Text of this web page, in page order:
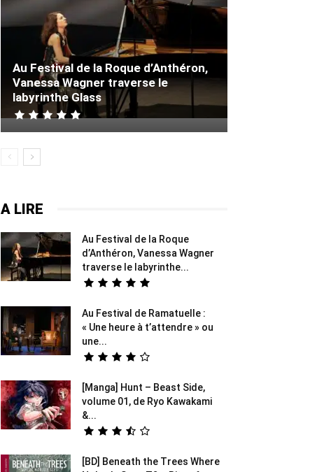
Au Festival de la Roque d’Anthéron,
Vanessa Wagner traverse le
labyrinthe Glass
A LIRE
Au Festival de la Roque
d’Anthéron, Vanessa Wagner
traverse le labyrinthe...
Au Festival de Ramatuelle :
« Une heure à t’attendre » ou
une...
[Manga] Hunt – Beast Side,
volume 01, de Ryo Kawakami
&...
[BD] Beneath the Trees Where